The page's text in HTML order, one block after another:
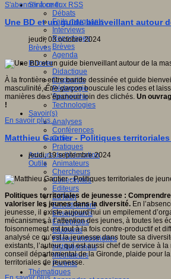
S'informer
Débats
Faits marquants
Interviews
Reportages
Brèves
Agenda
Innover
Didactique
Dispositifs
Pédagogie
Recherche
Technologies
Savoir(s)
Analyses
Conférences
Outils
Pratiques
Acteurs de l'éducation
Animateurs
Chercheurs
Collectivités
Editeurs
EdTech
Encadrement
Enseignants
Entreprises
Etudiants
Filières industrielles
Institutionnels
Médiateurs
Parents
Thématiques
S'abonner à ce flux RSS
Une BD et un guide bienveillant autour
jeudi, 03 octobre 2024
Brèves
À la frontière entre bande dessinée et guide
masculinité,Être garçonbouscule les codes et
manières de s’épanouir loin des clichés. Un
!
En savoir plus...
Matthieu Gautier - Politiques
jeudi, 19 septembre 2024
Outils
Politiques territoriales de jeunesse :
valoriser les jeunes dans la diversité. En
jeunesse, il existe aujourd’hui un empilement
mécanismes à l’attention des jeunes, à toutes les
foisonnement est tout à la fois contre-productif et
analysé ce qu’est la jeunesse dans toute sa
existants, l’auteur, qui est aussi chef de service à
conseil départemental de la Gironde, plaide pour
territoriales de jeunesse.